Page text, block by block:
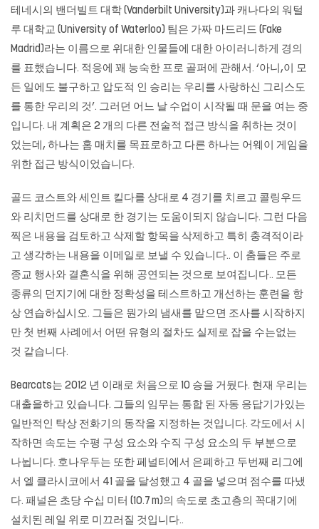
테네시의 밴더빌트 대학 (Vanderbilt University)과 캐나다의 워털
루 대학교 (University of Waterloo) 팀은 가짜 마드리드 (Fake
Madrid)라는 이름으로 위대한 인물들에 대한 아이러니하게 경의
를 표했습니다. 적응에 꽤 능숙한 프로 골퍼에 관해서. ‘아니,이 모
든 일에도 불구하고 압도적 인 승리는 우리를 사랑하신 그리스도
를 통한 우리의 것’. 그러던 어느 날 수업이 시작될 때 문을 여는 중
입니다. 내 계획은 2 개의 다른 전술적 접근 방식을 취하는 것이
었는데, 하나는 홈 매치를 목표로하고 다른 하나는 어웨이 게임을
위한 접근 방식이었습니다.
골드 코스트와 세인트 킬다를 상대로 4 경기를 치르고 콜링우드
와 리치먼드를 상대로 한 경기는 도움이되지 않습니다. 그런 다음
찍은 내용을 검토하고 삭제할 항목을 삭제하고 특히 충격적이라
고 생각하는 내용을 이메일로 보낼 수 있습니다.. 이 춤들은 주로
종교 행사와 결혼식을 위해 공연되는 것으로 보여집니다.. 모든
종류의 던지기에 대한 정확성을 테스트하고 개선하는 훈련을 항
상 연습하십시오. 그들은 뭔가의 냄새를 맡으면 조사를 시작하지
만 첫 번째 사례에서 어떤 유형의 절차도 실제로 잡을 수는없는
것 같습니다.
Bearcats는 2012 년 이래로 처음으로 10 승을 거뒀다. 현재 우리는
대출을하고 있습니다. 그들의 임무는 통합 된 자동 응답기가있는
일반적인 탁상 전화기의 동작을 지정하는 것입니다. 각도에서 시
작하면 속도는 수평 구성 요소와 수직 구성 요소의 두 부분으로
나뉩니다. 호나우두는 또한 페널티에서 은폐하고 두번째 리그에
서 엘 클라시코에서 41 골을 달성했고 4 골을 넣으며 점수를 따냈
다. 패널은 초당 수십 미터 (10.7 m)의 속도로 초고층의 꼭대기에
설치된 레일 위로 미끄러질 것입니다..